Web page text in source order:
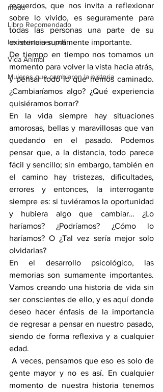
moda
Libro Recomendado
las revistas en pdf
Vida Animal
Mujeres que cambiaron la historia
recuerdos, que nos invita a reflexionar
sobre lo vivido, es seguramente para
todas las personas una parte de su
existencia sumamente importante.
De tiempo en tiempo nos tomamos un
momento para volver la vista hacia atrás,
y pensar todo lo que hemos caminado.
¿Cambiaríamos algo? ¿Qué experiencia
quisiéramos borrar?
En la vida siempre hay situaciones
amorosas, bellas y maravillosas que van
quedando en el pasado. Podemos
pensar que, a la distancia, todo parece
fácil y sencillo; sin embargo, también en
el camino hay tristezas, dificultades,
errores y entonces, la interrogante
siempre es: si tuviéramos la oportunidad
y hubiera algo que cambiar… ¿Lo
haríamos? ¿Podríamos? ¿Cómo lo
haríamos? O ¿Tal vez sería mejor solo
olvidarlas?
En el desarrollo psicológico, las
memorias son sumamente importantes.
Vamos creando una historia de vida sin
ser conscientes de ello, y es aquí donde
deseo hacer énfasis de la importancia
de regresar a pensar en nuestro pasado,
siendo de forma reflexiva y a cualquier
edad.
A veces, pensamos que eso es solo de
gente mayor y no es así. En cualquier
momento de nuestra historia tenemos